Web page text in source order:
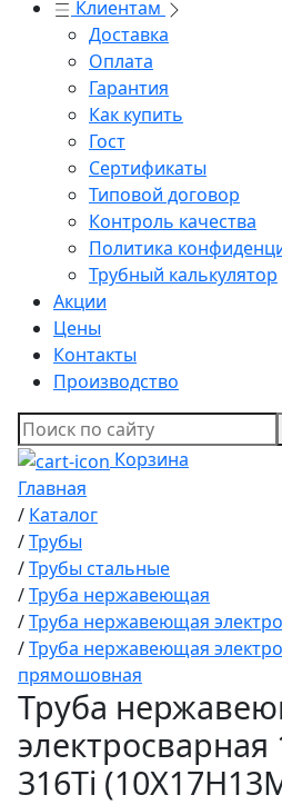
Клиентам
Доставка
Оплата
Гарантия
Как купить
Гост
Сертификаты
Типовой договор
Контроль качества
Политика
Трубный калькулятор
Акции
Цены
Контакты
Производство
Корзина
Главная
/ Каталог
/Трубы
/Трубы стальные
/Труба нержавеющая
/Труба нержавеющая
/Труба нержавеющая
прямошовная
Труба
электросварная
316Ti